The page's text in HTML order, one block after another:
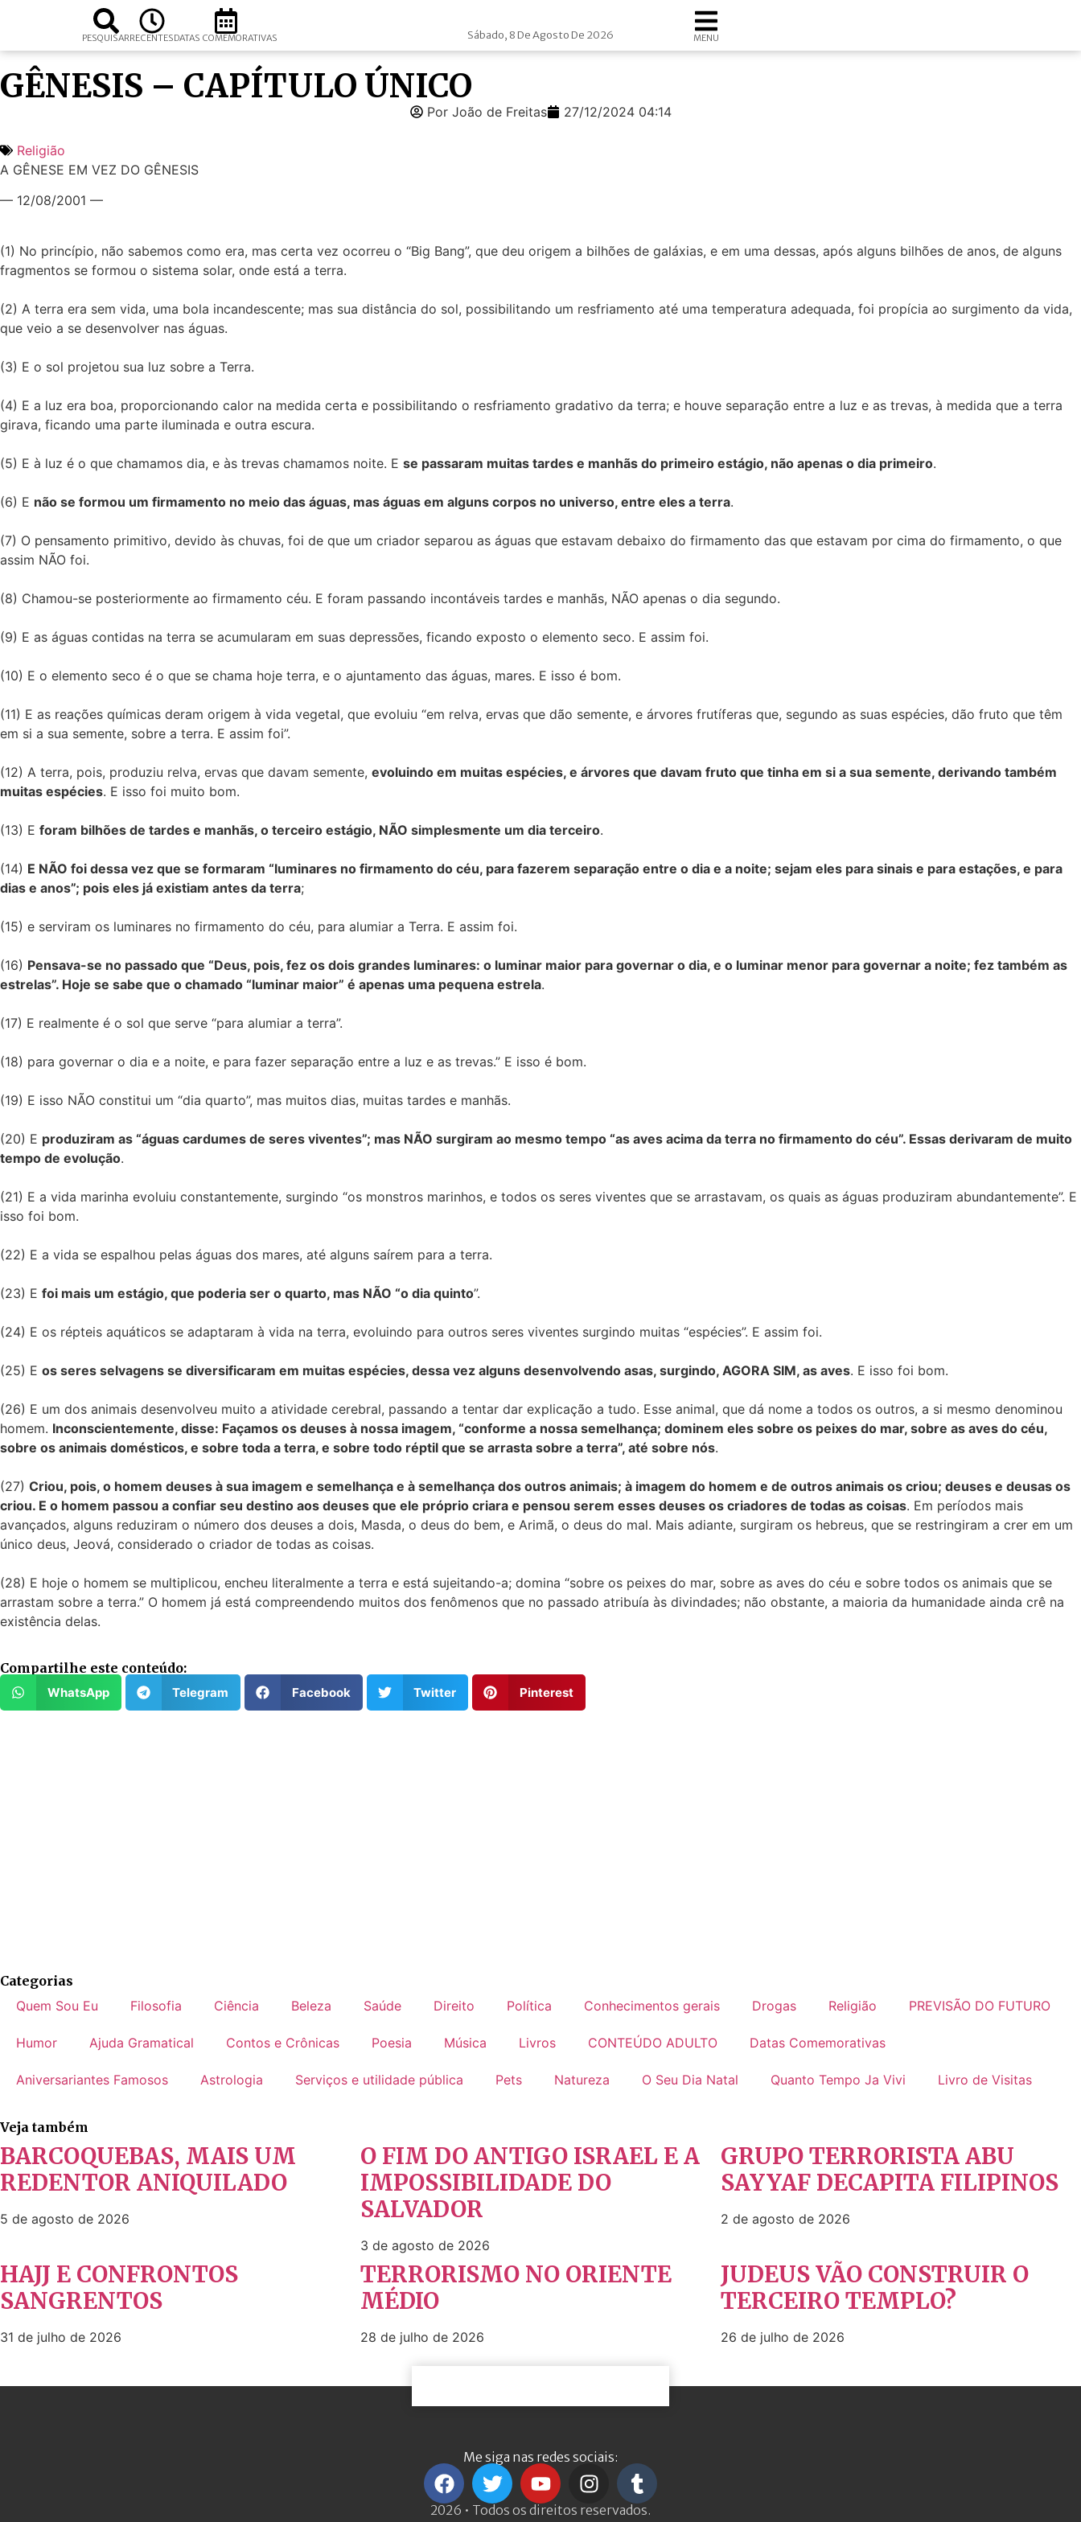
PESQUISARRECENTESDATAS COMEMORATIVAS Sábado, 8 De Agosto De 2026 MENU
GÊNESIS – CAPÍTULO ÚNICO
Por João de Freitas 27/12/2024 04:14
Religião
A GÊNESE EM VEZ DO GÊNESIS
— 12/08/2001 —
(1) No princípio, não sabemos como era, mas certa vez ocorreu o “Big Bang”, que deu origem a bilhões de galáxias, e em uma dessas, após alguns bilhões de anos, de alguns
fragmentos se formou o sistema solar, onde está a terra.
(2) A terra era sem vida, uma bola incandescente; mas sua distância do sol, possibilitando um resfriamento até uma temperatura adequada, foi propícia ao surgimento da vida,
que veio a se desenvolver nas águas.
(3) E o sol projetou sua luz sobre a Terra.
(4) E a luz era boa, proporcionando calor na medida certa e possibilitando o resfriamento gradativo da terra; e houve separação entre a luz e as trevas, à medida que a terra
girava, ficando uma parte iluminada e outra escura.
(5) E à luz é o que chamamos dia, e às trevas chamamos noite. E se passaram muitas tardes e manhãs do primeiro estágio, não apenas o dia primeiro.
(6) E não se formou um firmamento no meio das águas, mas águas em alguns corpos no universo, entre eles a terra.
(7) O pensamento primitivo, devido às chuvas, foi de que um criador separou as águas que estavam debaixo do firmamento das que estavam por cima do firmamento, o que
assim NÃO foi.
(8) Chamou-se posteriormente ao firmamento céu. E foram passando incontáveis tardes e manhãs, NÃO apenas o dia segundo.
(9) E as águas contidas na terra se acumularam em suas depressões, ficando exposto o elemento seco. E assim foi.
(10) E o elemento seco é o que se chama hoje terra, e o ajuntamento das águas, mares. E isso é bom.
(11) E as reações químicas deram origem à vida vegetal, que evoluiu “em relva, ervas que dão semente, e árvores frutíferas que, segundo as suas espécies, dão fruto que têm
em si a sua semente, sobre a terra. E assim foi”.
(12) A terra, pois, produziu relva, ervas que davam semente, evoluindo em muitas espécies, e árvores que davam fruto que tinha em si a sua semente, derivando também
muitas espécies. E isso foi muito bom.
(13) E foram bilhões de tardes e manhãs, o terceiro estágio, NÃO simplesmente um dia terceiro.
(14) E NÃO foi dessa vez que se formaram “luminares no firmamento do céu, para fazerem separação entre o dia e a noite; sejam eles para sinais e para estações, e para
dias e anos”; pois eles já existiam antes da terra;
(15) e serviram os luminares no firmamento do céu, para alumiar a Terra. E assim foi.
(16) Pensava-se no passado que “Deus, pois, fez os dois grandes luminares: o luminar maior para governar o dia, e o luminar menor para governar a noite; fez também as
estrelas”. Hoje se sabe que o chamado “luminar maior” é apenas uma pequena estrela.
(17) E realmente é o sol que serve “para alumiar a terra”.
(18) para governar o dia e a noite, e para fazer separação entre a luz e as trevas.” E isso é bom.
(19) E isso NÃO constitui um “dia quarto”, mas muitos dias, muitas tardes e manhãs.
(20) E produziram as “águas cardumes de seres viventes”; mas NÃO surgiram ao mesmo tempo “as aves acima da terra no firmamento do céu”. Essas derivaram de muito
tempo de evolução.
(21) E a vida marinha evoluiu constantemente, surgindo “os monstros marinhos, e todos os seres viventes que se arrastavam, os quais as águas produziram abundantemente”. E
isso foi bom.
(22) E a vida se espalhou pelas águas dos mares, até alguns saírem para a terra.
(23) E foi mais um estágio, que poderia ser o quarto, mas NÃO “o dia quinto”.
(24) E os répteis aquáticos se adaptaram à vida na terra, evoluindo para outros seres viventes surgindo muitas “espécies”. E assim foi.
(25) E os seres selvagens se diversificaram em muitas espécies, dessa vez alguns desenvolvendo asas, surgindo, AGORA SIM, as aves. E isso foi bom.
(26) E um dos animais desenvolveu muito a atividade cerebral, passando a tentar dar explicação a tudo. Esse animal, que dá nome a todos os outros, a si mesmo denominou
homem. Inconscientemente, disse: Façamos os deuses à nossa imagem, “conforme a nossa semelhança; dominem eles sobre os peixes do mar, sobre as aves do céu,
sobre os animais domésticos, e sobre toda a terra, e sobre todo réptil que se arrasta sobre a terra”, até sobre nós.
(27) Criou, pois, o homem deuses à sua imagem e semelhança e à semelhança dos outros animais; à imagem do homem e de outros animais os criou; deuses e deusas os
criou. E o homem passou a confiar seu destino aos deuses que ele próprio criara e pensou serem esses deuses os criadores de todas as coisas. Em períodos mais
avançados, alguns reduziram o número dos deuses a dois, Masda, o deus do bem, e Arimã, o deus do mal. Mais adiante, surgiram os hebreus, que se restringiram a crer em um
único deus, Jeová, considerado o criador de todas as coisas.
(28) E hoje o homem se multiplicou, encheu literalmente a terra e está sujeitando-a; domina “sobre os peixes do mar, sobre as aves do céu e sobre todos os animais que se
arrastam sobre a terra.” O homem já está compreendendo muitos dos fenômenos que no passado atribuía às divindades; não obstante, a maioria da humanidade ainda crê na
existência delas.
Compartilhe este conteúdo:
WhatsApp Telegram Facebook Twitter Pinterest
Categorias
Quem Sou Eu
Filosofia Ciência Beleza Saúde Direito Política Conhecimentos gerais Drogas Religião PREVISÃO DO FUTURO
Humor Ajuda Gramatical Contos e Crônicas Poesia Música Livros CONTEÚDO ADULTO Datas Comemorativas
Aniversariantes Famosos Astrologia Serviços e utilidade pública Pets Natureza O Seu Dia Natal Quanto Tempo Ja Vivi Livro de Visitas
Veja também
BARCOQUEBAS, MAIS UM
REDENTOR ANIQUILADO
5 de agosto de 2026
O FIM DO ANTIGO ISRAEL E A
IMPOSSIBILIDADE DO
SALVADOR
3 de agosto de 2026
GRUPO TERRORISTA ABU
SAYYAF DECAPITA FILIPINOS
2 de agosto de 2026
HAJJ E CONFRONTOS
SANGRENTOS
31 de julho de 2026
TERRORISMO NO ORIENTE
MÉDIO
28 de julho de 2026
JUDEUS VÃO CONSTRUIR O
TERCEIRO TEMPLO?
26 de julho de 2026
Me siga nas redes sociais:
2026 • Todos os direitos reservados.